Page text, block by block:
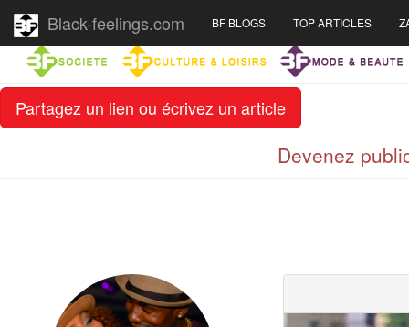
Partagez un lien ou écrivez un article
Black-feelings.com BF BLOGS TOP ARTICLES
Devenez